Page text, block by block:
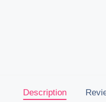
Description